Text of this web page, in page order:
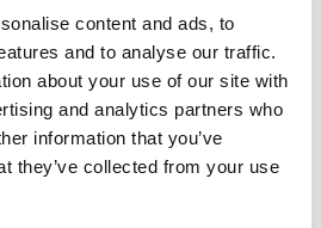
content and ads, to
and to analyse our traffic.
about your use of our site with
and analytics partners who
information that you’ve
they’ve collected from your use
ha da sempre un fascino
solo per noi occidentali ma
Oriente. La sacralità del
un notevole appeal sugli
idealizzata di cui gode il
di pace e purezza.
molti cinesi urbanizzati,